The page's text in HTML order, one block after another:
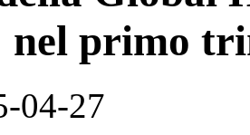
nel primo
04-27